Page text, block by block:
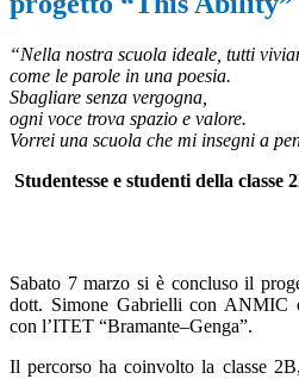
“Nella nostra scuola ideale, tutti
come le parole in una poesia.
Sbagliare senza vergogna,
ogni voce trova spazio e valore.
Vorrei una scuola che mi insegni a
Studentesse e studenti della classe
Sabato 7 marzo si è concluso il
dott. Simone Gabrielli con ANMIC
con l’ITET “Bramante–Genga”.
Il percorso ha coinvolto la classe